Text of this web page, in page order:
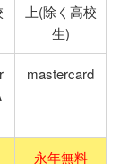
上(除く高校
生)
mastercard
永年無料